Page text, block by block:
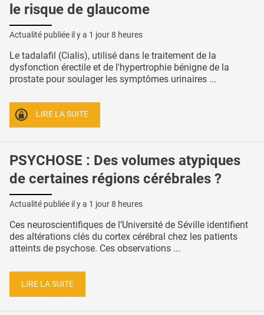
le risque de glaucome
Actualité publiée il y a 1 jour 8 heures
Le tadalafil (Cialis), utilisé dans le traitement de la
dysfonction érectile et de l'hypertrophie bénigne de la
prostate pour soulager les symptômes urinaires ...
LIRE LA SUITE
PSYCHOSE : Des volumes atypiques
de certaines régions cérébrales ?
Actualité publiée il y a 1 jour 8 heures
Ces neuroscientifiques de l’Université de Séville identifient
des altérations clés du cortex cérébral chez les patients
atteints de psychose. Ces observations ...
LIRE LA SUITE